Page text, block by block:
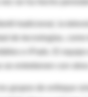
tradicional, la
de tecnologías,
e iPads. El
entretienen con
grupos de enfoque